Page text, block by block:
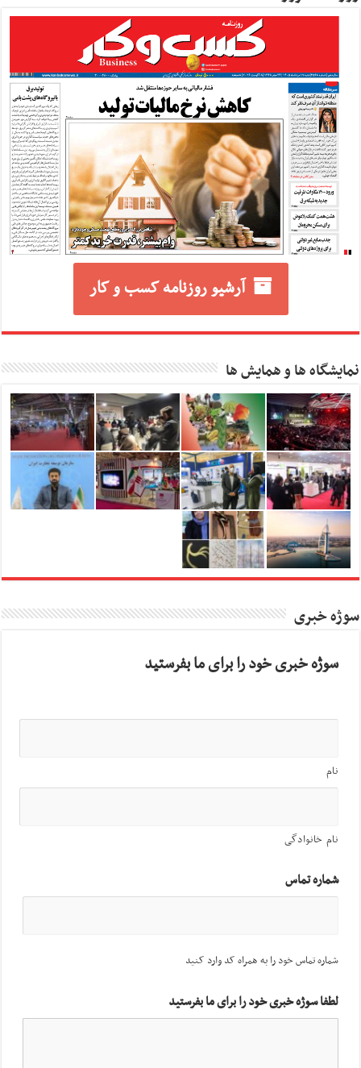
آرشیو روزنامه کسب و کار
نمایشگاه ها و همایش ها
سوژه خبری
سوژه خبری خود را برای ما بفرستید
نام
نام خانوادگی
شماره تماس
شماره تماس خود را به همراه کد وارد کنید
لطفا سوژه خبری خود را برای ما بفرستید